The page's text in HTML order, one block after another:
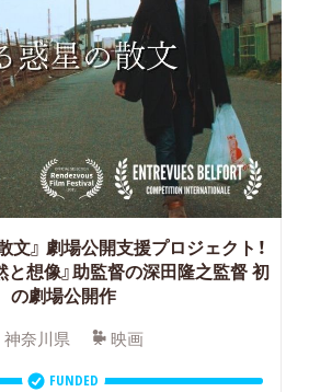
文』 劇場公開支援プロジェクト！
と想像』助監督の深田隆之監督 初
の劇場公開作
神奈川県 映画
FUNDED